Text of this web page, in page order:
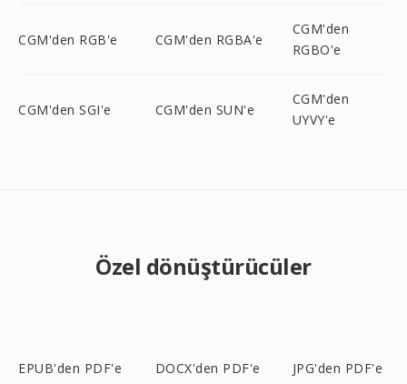
CGM'den RGB'e CGM'den RGBA'e
CGM'den
RGBO'e
CGM'den SGI'e CGM'den SUN'e
CGM'den
UYVY'e
Özel dönüştürücüler
EPUB'den PDF'e DOCX'den PDF'e JPG'den PDF'e